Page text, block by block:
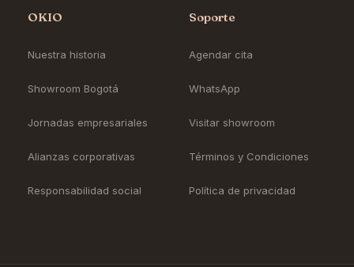
OKIO
Nuestra historia
Showroom Bogotá
Jornadas empresariales
Alianzas corporativas
Responsabilidad social
Soporte
Agendar cita
WhatsApp
Visitar showroom
Términos y Condiciones
Política de privacidad